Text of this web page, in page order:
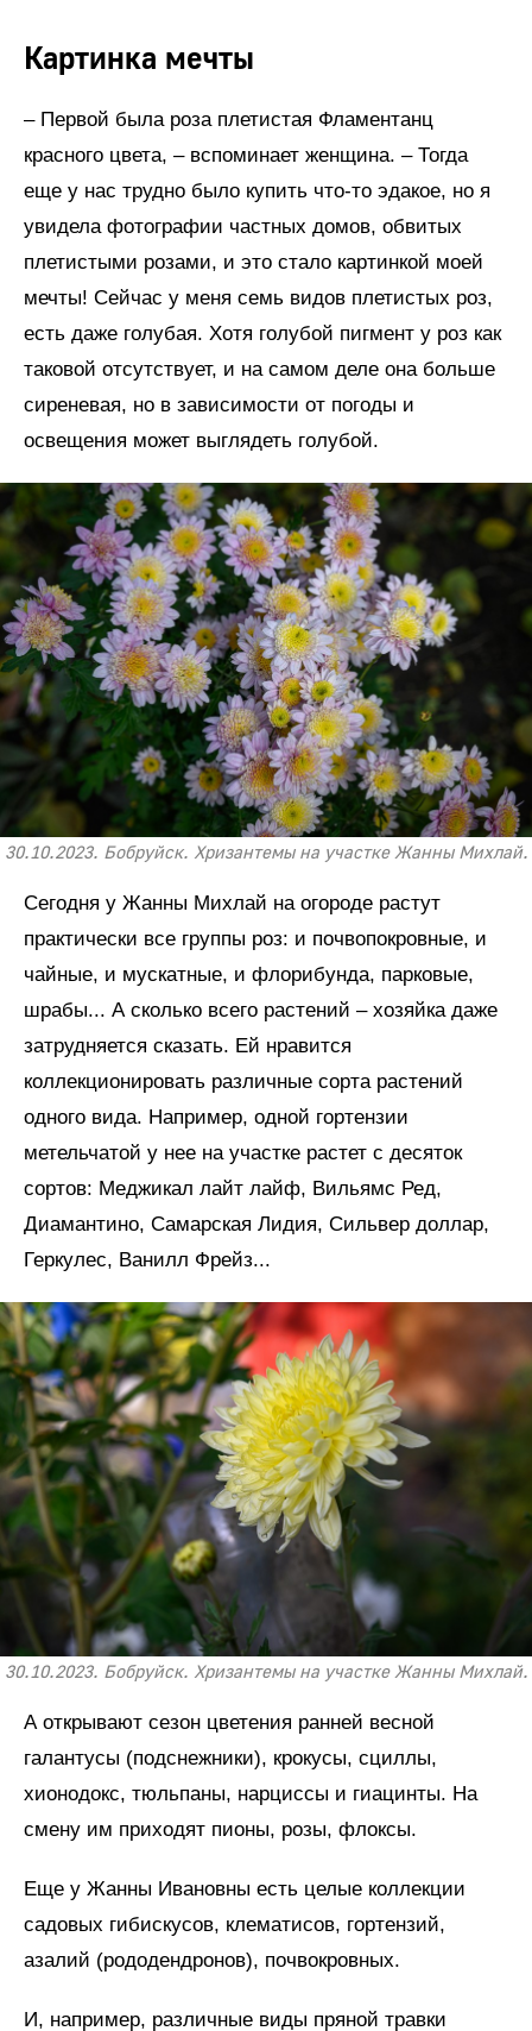
Картинка мечты
– Первой была роза плетистая Фламентанц
красного цвета, – вспоминает женщина. – Тогда
еще у нас трудно было купить что-то эдакое, но я
увидела фотографии частных домов, обвитых
плетистыми розами, и это стало картинкой моей
мечты! Сейчас у меня семь видов плетистых роз,
есть даже голубая. Хотя голубой пигмент у роз как
таковой отсутствует, и на самом деле она больше
сиреневая, но в зависимости от погоды и
освещения может выглядеть голубой.
30.10.2023. Бобруйск. Хризантемы на участке Жанны Михлай.
Сегодня у Жанны Михлай на огороде растут
практически все группы роз: и почвопокровные, и
чайные, и мускатные, и флорибунда, парковые,
шрабы... А сколько всего растений – хозяйка даже
затрудняется сказать. Ей нравится
коллекционировать различные сорта растений
одного вида. Например, одной гортензии
метельчатой у нее на участке растет с десяток
сортов: Меджикал лайт лайф, Вильямс Ред,
Диамантино, Самарская Лидия, Сильвер доллар,
Геркулес, Ванилл Фрейз...
30.10.2023. Бобруйск. Хризантемы на участке Жанны Михлай.
А открывают сезон цветения ранней весной
галантусы (подснежники), крокусы, сциллы,
хионодокс, тюльпаны, нарциссы и гиацинты. На
смену им приходят пионы, розы, флоксы.
Еще у Жанны Ивановны есть целые коллекции
садовых гибискусов, клематисов, гортензий,
азалий (рододендронов), почвокровных.
И, например, различные виды пряной травки